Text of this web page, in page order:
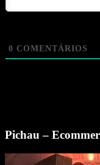
0 COMENTÁRIOS
Pichau –